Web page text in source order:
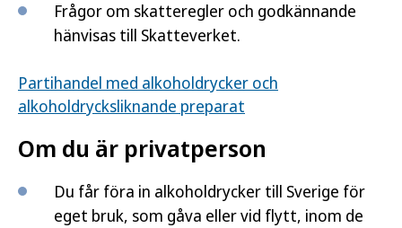
Frågor om skatteregler och godkännande
hänvisas till Skatteverket.
Partihandel med alkoholdrycker och
alkoholdrycksliknande preparat
Om du är privatperson
Du får föra in alkoholdrycker till Sverige för
eget bruk, som gåva eller vid flytt, inom de